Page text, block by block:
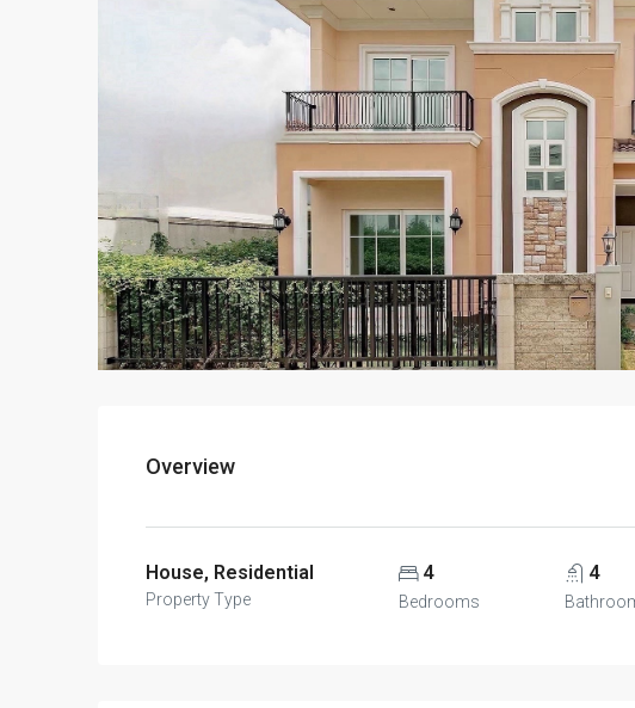
Overview
House, Residential
Property Type
4
Bedrooms
4